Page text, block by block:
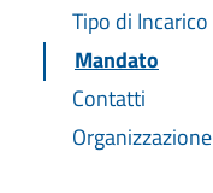
Tipo di Incarico
Mandato
Contatti
Organizzazione